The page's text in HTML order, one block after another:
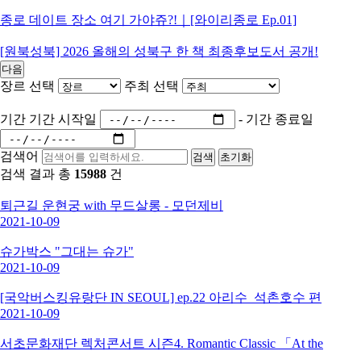
종로 데이트 장소 여기 가야쥬?!｜[와이리종로 Ep.01]
[원북성북] 2026 올해의 성북구 한 책 최종후보도서 공개!
다음
장르 선택 주최 선택
기간 기간 시작일 - 기간 종료일
검색어 검색 초기화
검색 결과 총 15988 건
퇴근길 운현궁 with 무드살롱 - 모던제비
2021-10-09
슈가박스 "그대는 슈가"
2021-10-09
[국악버스킹유랑단 IN SEOUL] ep.22 아리수_석촌호수 편
2021-10-09
서초문화재단 렉처콘서트 시즌4. Romantic Classic 「At the